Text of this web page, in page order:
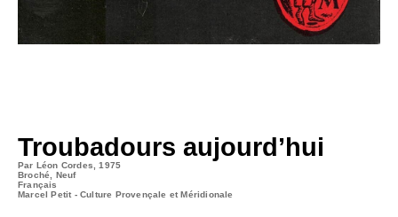
Troubadours aujourd’hui
Par Léon Cordes, 1975
Broché, Neuf
Français
Marcel Petit - Culture Provençale et Méridionale